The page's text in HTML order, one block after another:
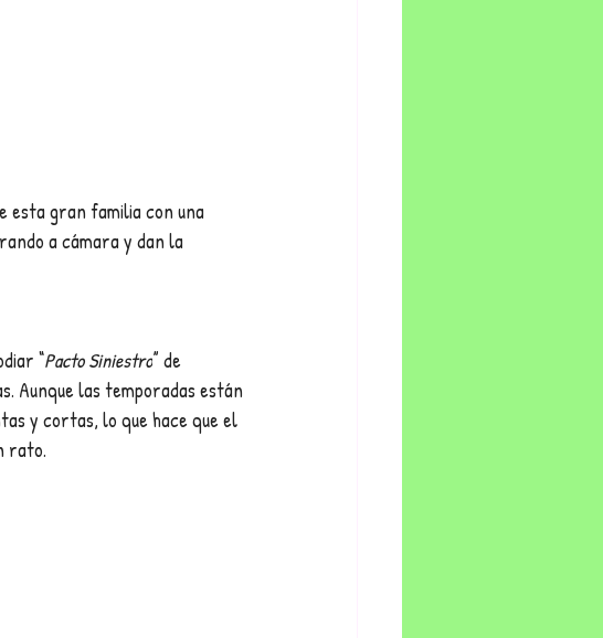
gran familia con una
a cámara y dan la
“Pacto Siniestro” de
Aunque las temporadas están
y cortas, lo que hace que el
rato.